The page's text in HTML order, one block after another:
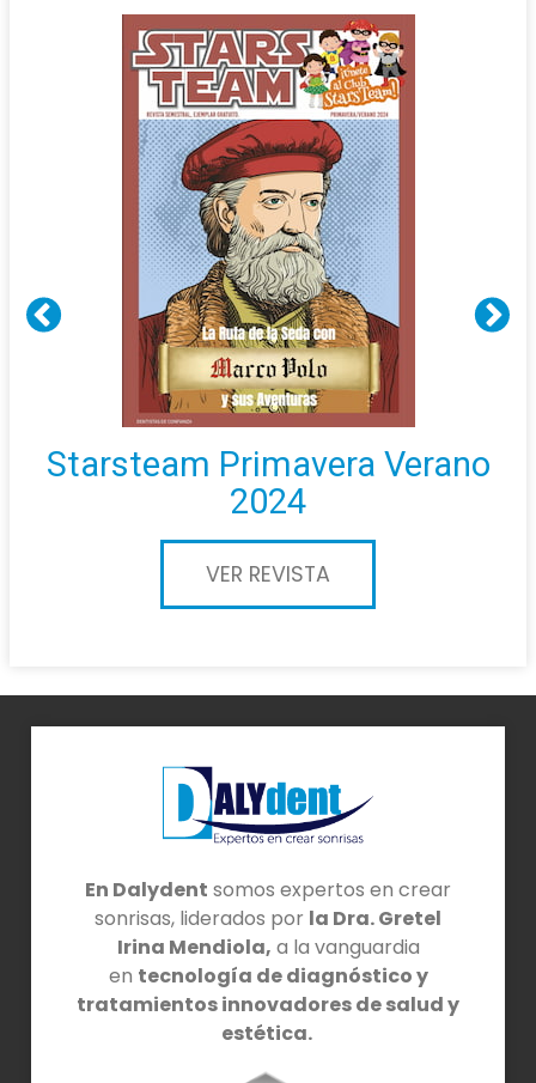
Starsteam Primavera Verano
2024
VER REVISTA
En Dalydent somos expertos en crear
sonrisas, liderados por la Dra. Gretel
Irina Mendiola, a la vanguardia
en tecnología de diagnóstico y
tratamientos innovadores de salud y
estética.